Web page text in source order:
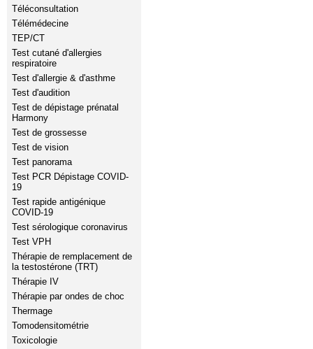
Téléconsultation
Télémédecine
TEP/CT
Test cutané d'allergies
respiratoire
Test d'allergie & d'asthme
Test d'audition
Test de dépistage prénatal
Harmony
Test de grossesse
Test de vision
Test panorama
Test PCR Dépistage COVID-
19
Test rapide antigénique
COVID-19
Test sérologique coronavirus
Test VPH
Thérapie de remplacement de
la testostérone (TRT)
Thérapie IV
Thérapie par ondes de choc
Thermage
Tomodensitométrie
Toxicologie